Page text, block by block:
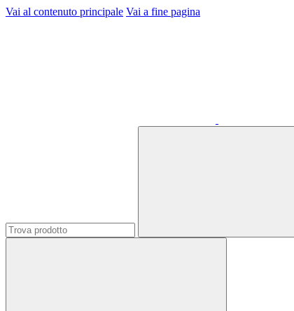
Vai al contenuto principale Vai a fine pagina